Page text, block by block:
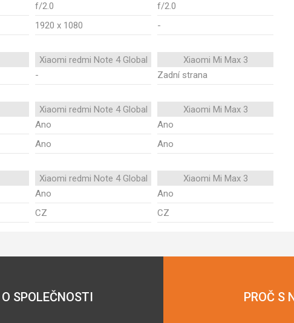
f/2.0
f/2.0
1920 x 1080 -
Xiaomi redmi Note 4 Global
Xiaomi Mi Max 3
- Zadní strana
Xiaomi redmi Note 4 Global
Xiaomi Mi Max 3
Ano
Ano
Ano Ano
Xiaomi redmi Note 4 Global
Xiaomi Mi Max 3
Ano
Ano
CZ CZ
O SPOLEČNOSTI PROČ S